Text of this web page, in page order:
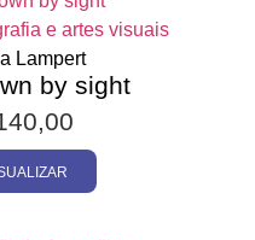
e artes visuais
Lampert
by sight